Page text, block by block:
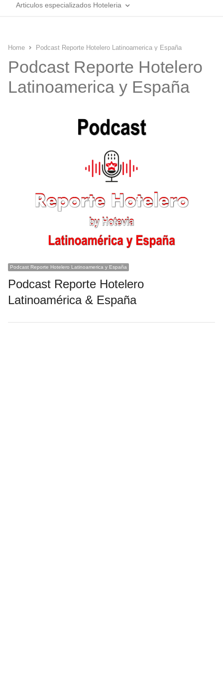
Articulos especializados Hoteleria
Home Podcast Reporte Hotelero Latinoamerica y España
Podcast Reporte Hotelero
Latinoamerica y España
Podcast Reporte Hotelero Latinoamerica y España
Podcast Reporte Hotelero
Latinoamérica & España